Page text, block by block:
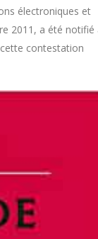
électroniques et
2011, a été notifié
contestation